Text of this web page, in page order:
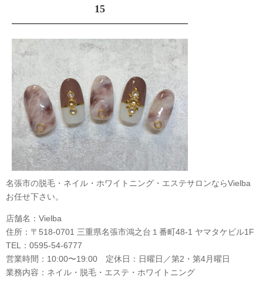
15
名張市の脱毛・ネイル・ホワイトニング・エステサロンならVielba
お任せ下さい。
店舗名：Vielba
住所：〒518-0701 三重県名張市鴻之台１番町48-1 ヤマタケビル1F
TEL：0595-54-6777
営業時間：10:00〜19:00 定休日：日曜日／第2・第4月曜日
業務内容：ネイル・脱毛・エステ・ホワイトニング